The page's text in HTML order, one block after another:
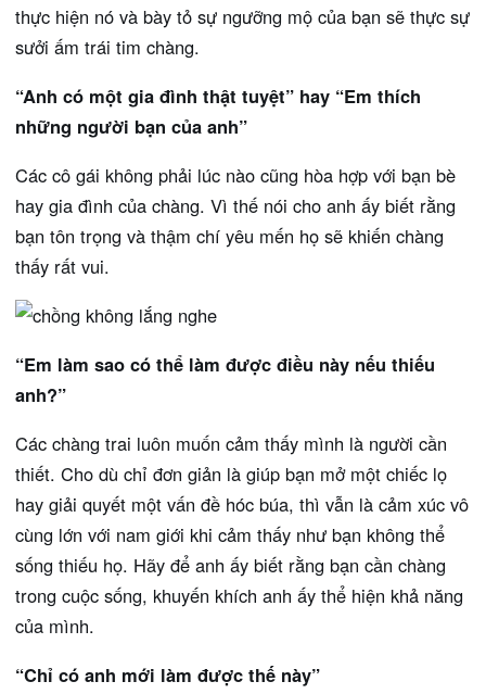
thực hiện nó và bày tỏ sự ngưỡng mộ của bạn sẽ thực sự
sưởi ấm trái tim chàng.
“Anh có một gia đình thật tuyệt” hay “Em thích
những người bạn của anh”
Các cô gái không phải lúc nào cũng hòa hợp với bạn bè
hay gia đình của chàng. Vì thế nói cho anh ấy biết rằng
bạn tôn trọng và thậm chí yêu mến họ sẽ khiến chàng
thấy rất vui.
“Em làm sao có thể làm được điều này nếu thiếu
anh?”
Các chàng trai luôn muốn cảm thấy mình là người cần
thiết. Cho dù chỉ đơn giản là giúp bạn mở một chiếc lọ
hay giải quyết một vấn đề hóc búa, thì vẫn là cảm xúc vô
cùng lớn với nam giới khi cảm thấy như bạn không thể
sống thiếu họ. Hãy để anh ấy biết rằng bạn cần chàng
trong cuộc sống, khuyến khích anh ấy thể hiện khả năng
của mình.
“Chỉ có anh mới làm được thế này”